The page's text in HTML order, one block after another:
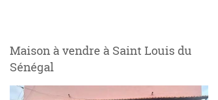
Maison à vendre à Saint Louis du
Sénégal